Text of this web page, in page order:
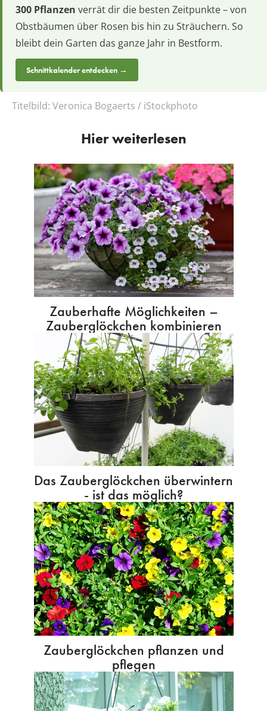
300 Pflanzen verrät dir die besten Zeitpunkte – von
Obstbäumen über Rosen bis hin zu Sträuchern. So
bleibt dein Garten das ganze Jahr in Bestform.
Schnittkalender entdecken →
Titelbild: Veronica Bogaerts / iStockphoto
Hier weiterlesen
Zauberhafte Möglichkeiten –
Zauberglöckchen kombinieren
Das Zauberglöckchen überwintern
- ist das möglich?
Zauberglöckchen pflanzen und
pflegen